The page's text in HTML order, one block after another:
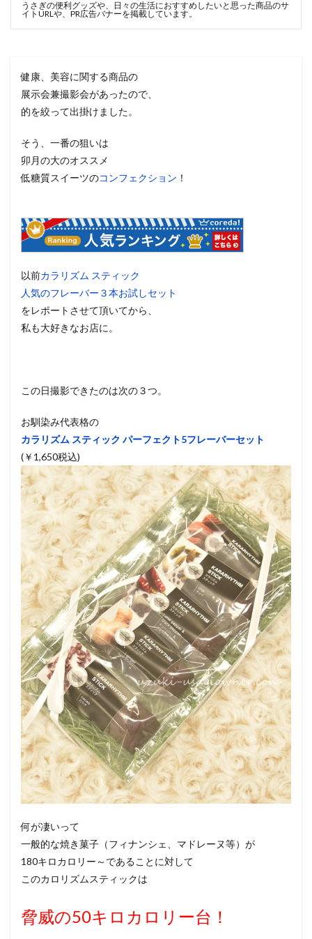
うさぎの便利グッズや、日々の生活におすすめしたいと思った商品のサ
イトURLや、PR広告バナーを掲載しています。
健康、美容に関する商品の
展示会兼撮影会があったので、
的を絞って出掛けました。
そう、一番の狙いは
卯月の大のオススメ
低糖質スイーツのコンフェクション ！
以前カラリズム スティック
人気のフレーバー３本お試しセット
をレポートさせて頂いてから、
私も大好きなお店に。
この日撮影できたのは次の３つ。
お馴染み代表格の
カラリズム スティック パーフェクト5フレーバーセット
(￥1,650税込)
何が凄いって
一般的な焼き菓子（フィナンシェ、マドレーヌ等）が
180キロカロリー～であることに対して
このカロリズムスティックは
脅威の50キロカロリー台！